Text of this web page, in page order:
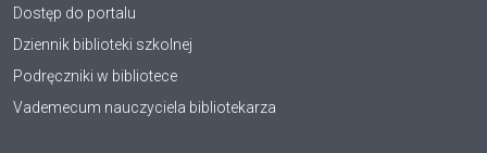
Dostęp do portalu
Dziennik biblioteki szkolnej
Podręczniki w bibliotece
Vademecum nauczyciela bibliotekarza